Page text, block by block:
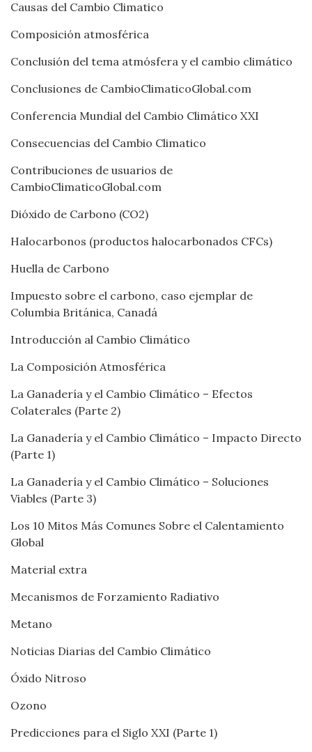
Causas del Cambio Climatico
Composición atmosférica
Conclusión del tema atmósfera y el cambio climático
Conclusiones de CambioClimaticoGlobal.com
Conferencia Mundial del Cambio Climático XXI
Consecuencias del Cambio Climatico
Contribuciones de usuarios de
CambioClimaticoGlobal.com
Dióxido de Carbono (CO2)
Halocarbonos (productos halocarbonados CFCs)
Huella de Carbono
Impuesto sobre el carbono, caso ejemplar de
Columbia Británica, Canadá
Introducción al Cambio Climático
La Composición Atmosférica
La Ganadería y el Cambio Climático – Efectos
Colaterales (Parte 2)
La Ganadería y el Cambio Climático – Impacto Directo
(Parte 1)
La Ganadería y el Cambio Climático – Soluciones
Viables (Parte 3)
Los 10 Mitos Más Comunes Sobre el Calentamiento
Global
Material extra
Mecanismos de Forzamiento Radiativo
Metano
Noticias Diarias del Cambio Climático
Óxido Nitroso
Ozono
Predicciones para el Siglo XXI (Parte 1)